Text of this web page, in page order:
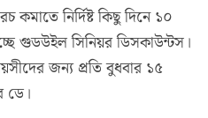
কমাতে নির্দিষ্ট কিছু দিনে ১০
গুডউইল সিনিয়র ডিসকাউন্টস।
জন্য প্রতি বুধবার ১৫
ডে।